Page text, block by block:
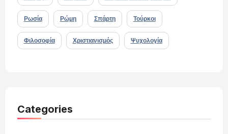
Ρωσία Ρώμη Σπάρτη Τούρκοι
Φιλοσοφία Χριστιανισμός Ψυχολογία
Categories